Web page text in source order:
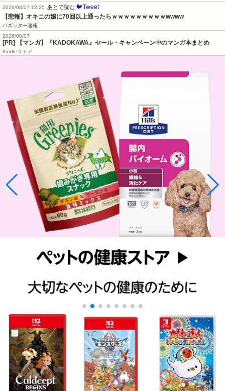
2026/08/07 12:25
あとで読む 🐦Tweet
【悲報】オキニの嬢に70回以上通ったらｗｗｗｗｗｗｗｗｗwwww
バズッター速報
2026/08/07
[PR] 【マンガ】『KADOKAWA』セール・キャンペーン中のマンガ本まとめ
Kindleストア